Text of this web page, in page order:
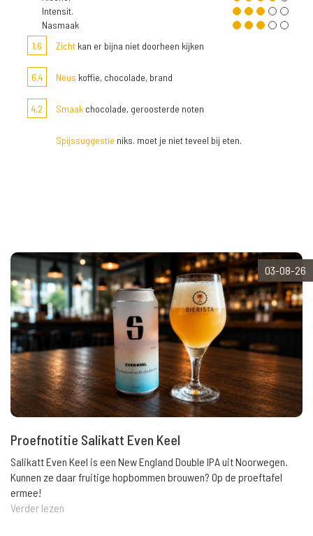
Intensit.
Nasmaak
1,6
Zicht kan er bijna niet doorheen kijken
6,4 Neus koffie, chocolade, brand
4,2 Smaak chocolade, geroosterde noten
Spijssuggestie niks. moet je niet teveel bij eten.
03-08-26
Proefnotitie Salikatt Even Keel
Salikatt Even Keel is een New England Double IPA uit Noorwegen.
Kunnen ze daar fruitige hopbommen brouwen? Op de proeftafel
ermee!
Verder lezen